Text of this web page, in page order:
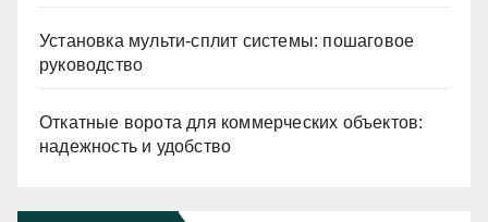
Установка мульти-сплит системы: пошаговое
руководство
Откатные ворота для коммерческих объектов:
надежность и удобство